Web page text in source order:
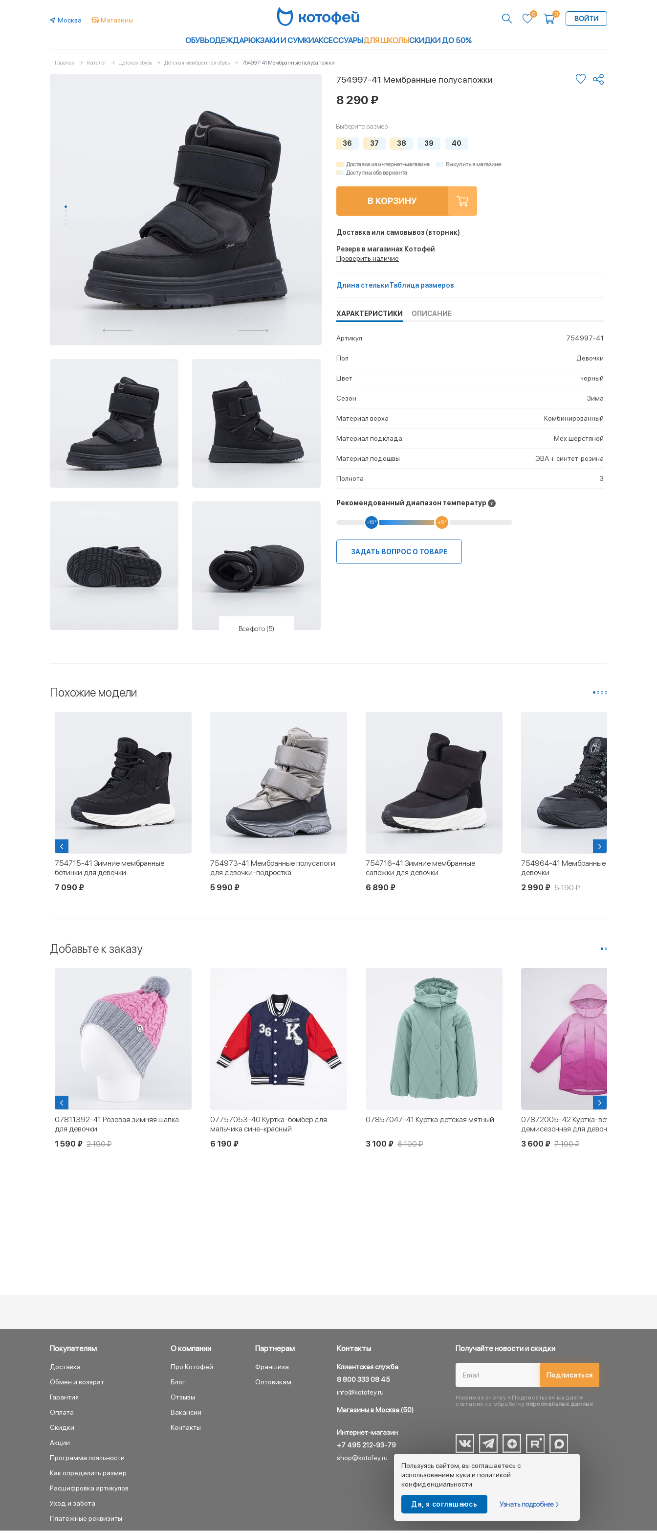
Москва Магазины
0 0
ВОЙТИ
ОБУВЬОДЕЖДАРЮКЗАКИ И СУМКИАКСЕССУАРЫДЛЯ ШКОЛЫСКИДКИ ДО 50%
Главная Каталог Детская обувь Детская мембранная обувь 754997-41 Мембранные полусапожки
Все фото (5)
754997-41 Мембранные полусапожки
8 290 ₽
Выберите размер
36 37 38 39 40
Доставка из интернет-магазина
Выкупить в магазине
Доступны оба варианта
В КОРЗИНУ
Доставка или самовывоз (вторник)
Резерв в магазинах Котофей
Проверить наличие
Длина стелькиТаблица размеров
ХАРАКТЕРИСТИКИ ОПИСАНИЕ
Артикул 754997-41
Пол Девочки
Цвет черный
Сезон Зима
Материал верха Комбинированный
Материал подклада Мех шерстяной
Материал подошвы ЭВА + синтет. резина
Полнота 3
Рекомендованный диапазон температур
-15 ° +5 °
ЗАДАТЬ ВОПРОС О ТОВАРЕ
Похожие модели
754715-41 Зимние мембранные
ботинки для девочки
7 090 ₽
754973-41 Мембранные полусапоги
для девочки-подростка
5 990 ₽
754716-41 Зимние мембранные
сапожки для девочки
6 890 ₽
754964-41 Мембранные ботинки для
девочки
2 990 ₽ 5 190 ₽
Добавьте к заказу
07811392-41 Розовая зимняя шапка
для девочки
1 590 ₽ 2 190 ₽
07757053-40 Куртка-бомбер для
мальчика сине-красный
6 190 ₽
07857047-41 Куртка детская мятный
3 100 ₽ 6 190 ₽
07872005-42 Куртка-ветровка
демисезонная для девочки розовый
3 600 ₽ 7 190 ₽
Покупателям
Доставка
Обмен и возврат
Гарантия
Оплата
Скидки
Акции
Программа лояльности
Как определить размер
Расшифровка артикулов
Уход и забота
Платежные реквизиты
О компании
Про Котофей
Блог
Отзывы
Вакансии
Контакты
Партнерам
Франшиза
Оптовикам
Контакты
Клиентская служба
8 800 333 08 45
info@kotofey.ru
Магазины в Москва (50)
Интернет-магазин
+7 495 212-93-79
shop@kotofey.ru
Получайте новости и скидки
Подписаться
Нажимая кнопку «Подписаться» вы даете
согласие на обработку персональных данных
Пользуясь сайтом, вы соглашаетесь с
использованием куки и политикой
конфиденциальности
Да, я соглашаюсь Узнать подробнее